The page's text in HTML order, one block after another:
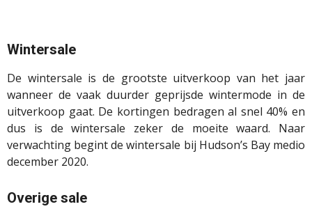
Wintersale
De wintersale is de grootste uitverkoop van het jaar
wanneer de vaak duurder geprijsde wintermode in de
uitverkoop gaat. De kortingen bedragen al snel 40% en
dus is de wintersale zeker de moeite waard. Naar
verwachting begint de wintersale bij Hudson’s Bay medio
december 2020.
Overige sale